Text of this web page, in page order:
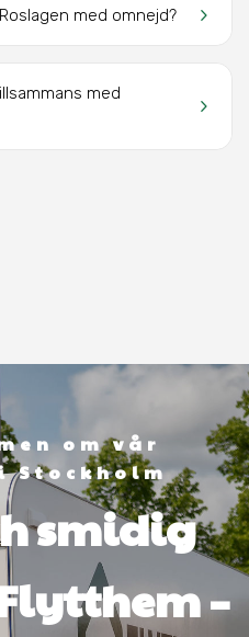
keyboard_arrow_right
med omnejd?
keyboard_arrow_right
med
om vår
smidig
–